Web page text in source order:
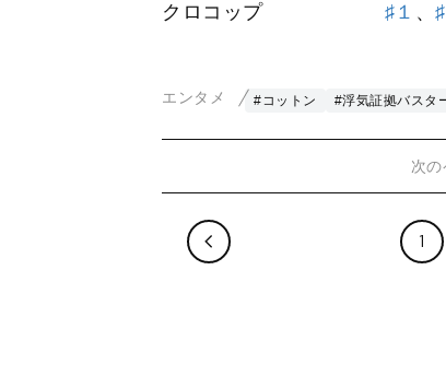
クロコップ ♯１ 、
エンタメ #コットン #浮気証拠バスタ
次の
1